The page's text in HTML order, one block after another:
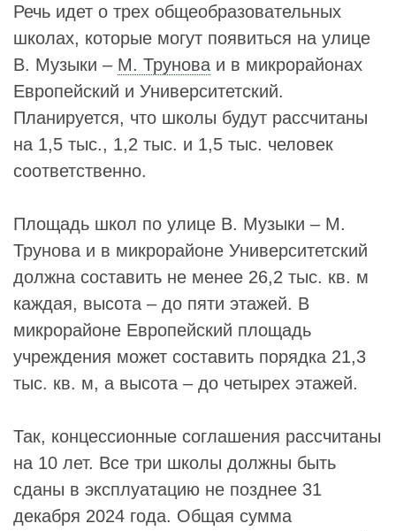
Речь идет о трех общеобразовательных
школах, которые могут появиться на улице
В. Музыки – М. Трунова и в микрорайонах
Европейский и Университетский.
Планируется, что школы будут рассчитаны
на 1,5 тыс., 1,2 тыс. и 1,5 тыс. человек
соответственно.
Площадь школ по улице В. Музыки – М.
Трунова и в микрорайоне Университетский
должна составить не менее 26,2 тыс. кв. м
каждая, высота – до пяти этажей. В
микрорайоне Европейский площадь
учреждения может составить порядка 21,3
тыс. кв. м, а высота – до четырех этажей.
Так, концессионные соглашения рассчитаны
на 10 лет. Все три школы должны быть
сданы в эксплуатацию не позднее 31
декабря 2024 года. Общая сумма